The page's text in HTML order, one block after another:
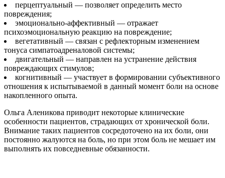
перцептуальный — позволяет определить место
повреждения;
эмоционально-аффективный — отражает
психоэмоциональную реакцию на повреждение;
вегетативный — связан с рефлекторным изменением
тонуса симпатоадреналовой системы;
двигательный — направлен на устранение действия
повреждающих стимулов;
когнитивный — участвует в формировании субъективного
отношения к испытываемой в данный момент боли на основе
накопленного опыта.
Ольга Аленикова приводит некоторые клинические
особенности пациентов, страдающих от хронической боли.
Внимание таких пациентов сосредоточено на их боли, они
постоянно жалуются на боль, но при этом боль не мешает им
выполнять их повседневные обязанности.